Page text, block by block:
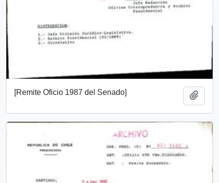
[Remite Oficio 1987 del Senado]